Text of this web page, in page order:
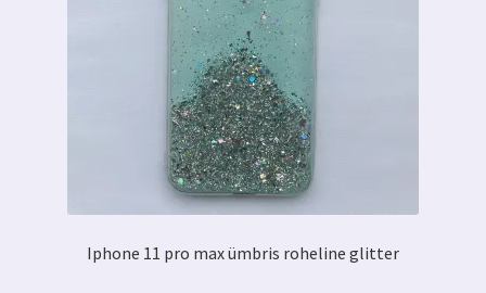
Iphone 11 pro max ümbris roheline glitter